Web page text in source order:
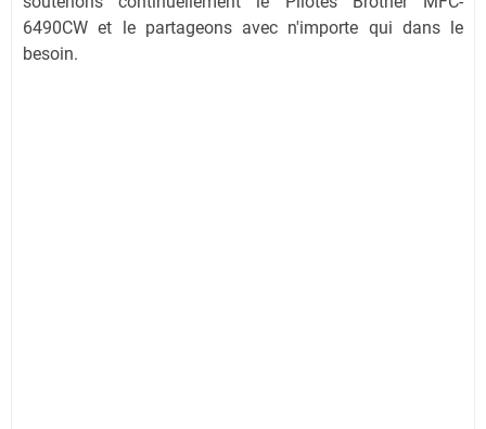
6490CW et le partageons avec n'importe qui dans le
besoin.